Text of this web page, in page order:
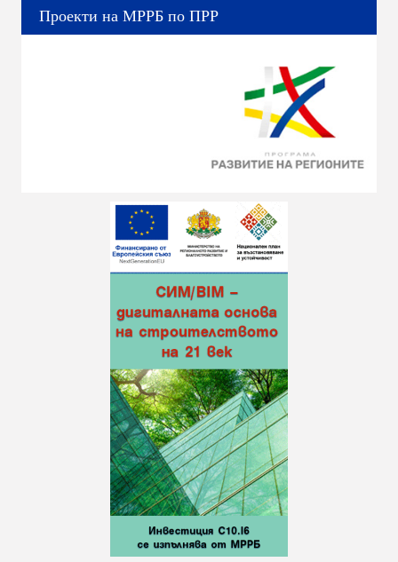
Проекти на МРРБ по ПРР